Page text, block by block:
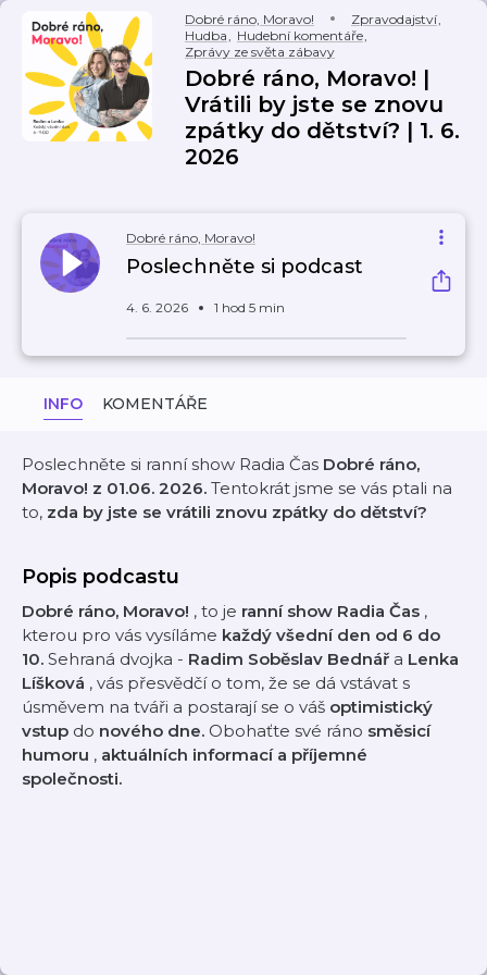
Dobré ráno, Moravo! Zpravodajství,
Hudba, Hudební komentáře,
Zprávy ze světa zábavy
Dobré ráno, Moravo! |
Vrátili by jste se znovu
zpátky do dětství? | 1. 6.
2026
Dobré ráno, Moravo!
Poslechněte si podcast
4. 6. 2026 1 hod 5 min
INFO KOMENTÁŘE
Poslechněte si ranní show Radia Čas Dobré ráno,
Moravo! z 01.06. 2026. Tentokrát jsme se vás ptali na
to, zda by jste se vrátili znovu zpátky do dětství?
Popis podcastu
Dobré ráno, Moravo! , to je ranní show Radia Čas ,
kterou pro vás vysíláme každý všední den od 6 do
10. Sehraná dvojka - Radim Soběslav Bednář a Lenka
Líšková , vás přesvědčí o tom, že se dá vstávat s
úsměvem na tváři a postarají se o váš optimistický
vstup do nového dne. Obohaťte své ráno směsicí
humoru , aktuálních informací a příjemné
společnosti.